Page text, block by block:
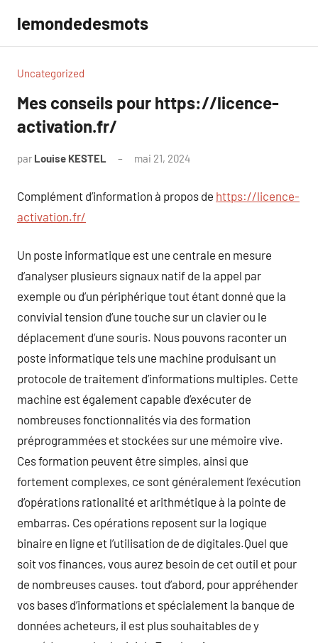
contenu
lemondedesmots
Uncategorized
Mes conseils pour https://licence-
activation.fr/
par Louise KESTEL mai 21, 2024
Complément d’information à propos de https://licence-
activation.fr/
Un poste informatique est une centrale en mesure
d’analyser plusieurs signaux natif de la appel par
exemple ou d’un périphérique tout étant donné que la
convivial tension d’une touche sur un clavier ou le
déplacement d’une souris. Nous pouvons raconter un
poste informatique tels une machine produisant un
protocole de traitement d’informations multiples. Cette
machine est également capable d’exécuter de
nombreuses fonctionnalités via des formation
préprogrammées et stockées sur une mémoire vive.
Ces formation peuvent être simples, ainsi que
fortement complexes, ce sont généralement l’exécution
d’opérations rationalité et arithmétique à la pointe de
embarras. Ces opérations reposent sur la logique
binaire en ligne et l’utilisation de de digitales.Quel que
soit vos finances, vous aurez besoin de cet outil et pour
de nombreuses causes. tout d’abord, pour appréhender
vos bases d’informations et spécialement la banque de
données acheteurs, il est plus souhaitables de y